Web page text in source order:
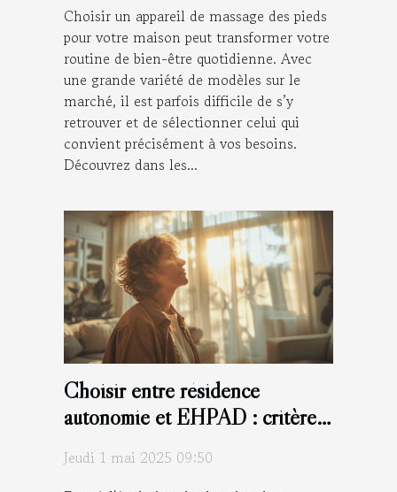
Choisir un appareil de massage des pieds
pour votre maison peut transformer votre
routine de bien-être quotidienne. Avec
une grande variété de modèles sur le
marché, il est parfois difficile de s’y
retrouver et de sélectionner celui qui
convient précisément à vos besoins.
Découvrez dans les...
Choisir entre résidence
autonomie et EHPAD : critères
Jeudi 1 mai 2025 09:50